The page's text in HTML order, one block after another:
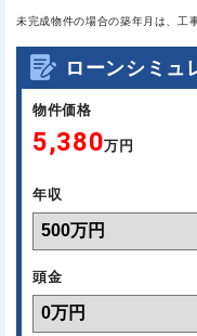
未完成物件の場合の築年月は、工
ローンシミュ
物件価格
5,380万円
年収
頭金